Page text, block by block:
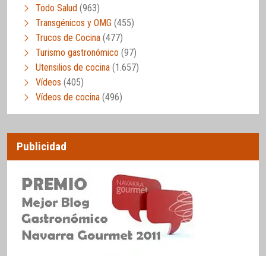
Todo Salud (963)
Transgénicos y OMG (455)
Trucos de Cocina (477)
Turismo gastronómico (97)
Utensilios de cocina (1.657)
Vídeos (405)
Vídeos de cocina (496)
Publicidad